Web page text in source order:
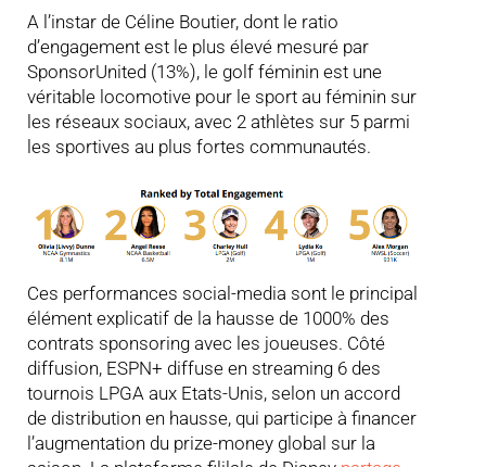
A l’instar de Céline Boutier, dont le ratio
d’engagement est le plus élevé mesuré par
SponsorUnited (13%), le golf féminin est une
véritable locomotive pour le sport au féminin sur
les réseaux sociaux, avec 2 athlètes sur 5 parmi
les sportives au plus fortes communautés.
Ces performances social-media sont le principal
élément explicatif de la hausse de 1000% des
contrats sponsoring avec les joueuses. Côté
diffusion, ESPN+ diffuse en streaming 6 des
tournois LPGA aux Etats-Unis, selon un accord
de distribution en hausse, qui participe à financer
l’augmentation du prize-money global sur la